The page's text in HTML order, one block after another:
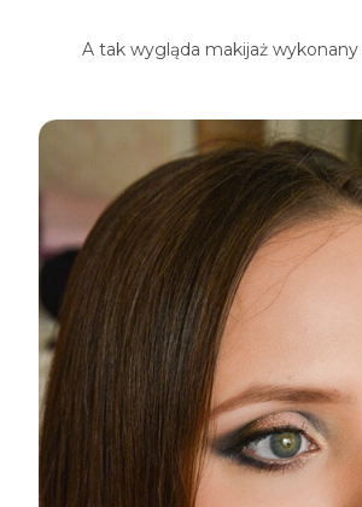
A tak wygląda makijaż wykonany